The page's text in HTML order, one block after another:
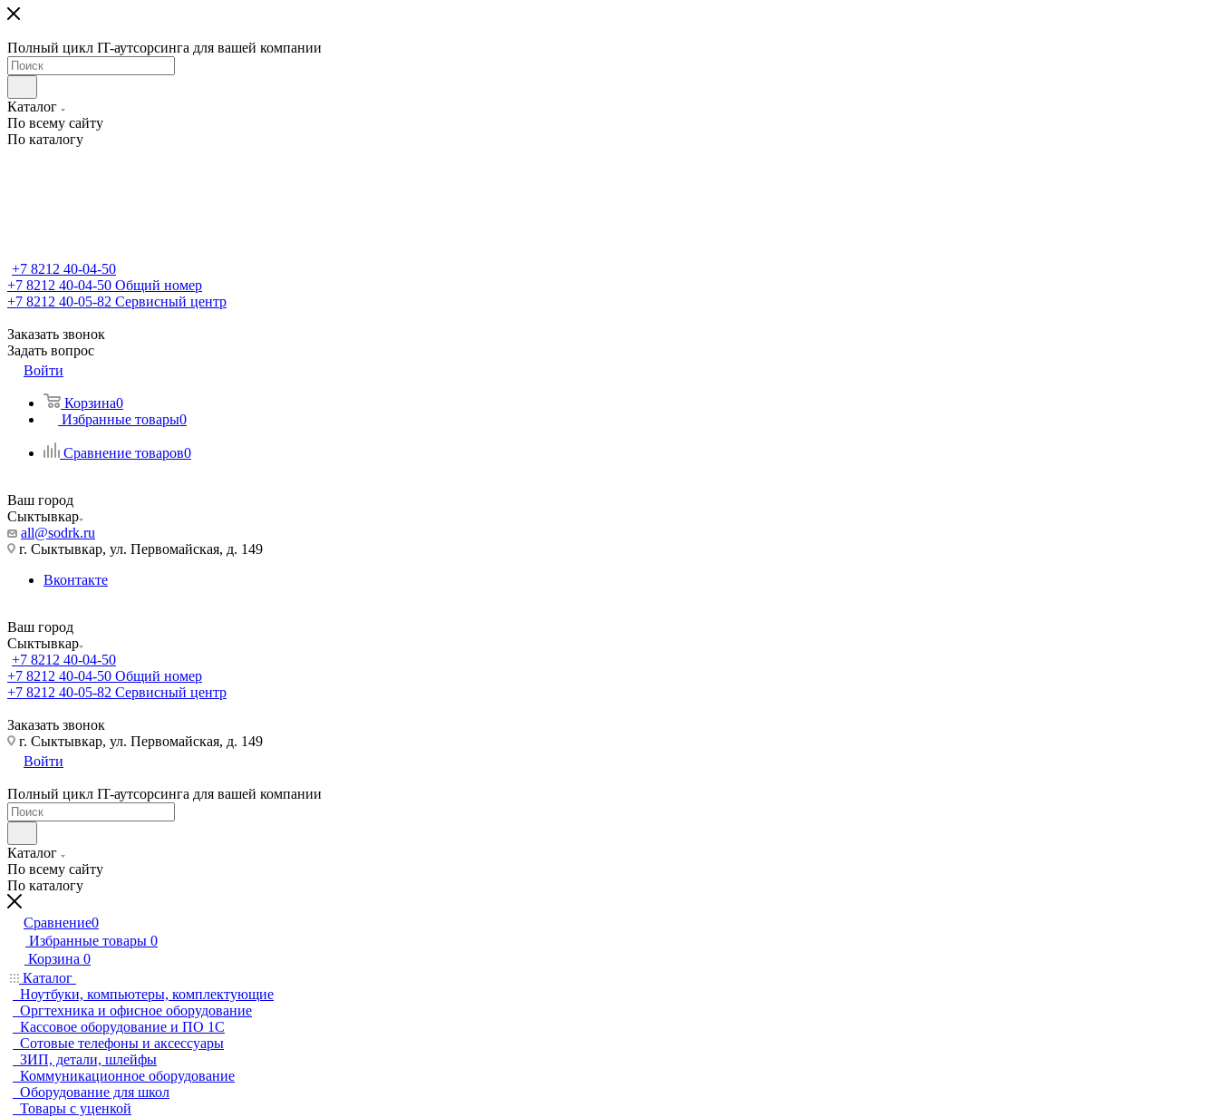
Полный цикл IT-аутсорсинга для вашей компании
Каталог
По всему сайту
По каталогу
+7 8212 40-04-50
+7 8212 40-04-50 Общий номер
+7 8212 40-05-82 Сервисный центр
Заказать звонок
Задать вопрос
Войти
Корзина0
Избранные товары0
Сравнение товаров0
Ваш город
Сыктывкар
all@sodrk.ru
г. Сыктывкар, ул. Первомайская, д. 149
Вконтакте
Ваш город
Сыктывкар
+7 8212 40-04-50
+7 8212 40-04-50 Общий номер
+7 8212 40-05-82 Сервисный центр
Заказать звонок
г. Сыктывкар, ул. Первомайская, д. 149
Войти
Полный цикл IT-аутсорсинга для вашей компании
Каталог
По всему сайту
По каталогу
Сравнение0
Избранные товары 0
Корзина 0
Каталог
Ноутбуки, компьютеры, комплектующие
Оргтехника и офисное оборудование
Кассовое оборудование и ПО 1С
Сотовые телефоны и аксессуары
ЗИП, детали, шлейфы
Коммуникационное оборудование
Оборудование для школ
Товары с уценкой